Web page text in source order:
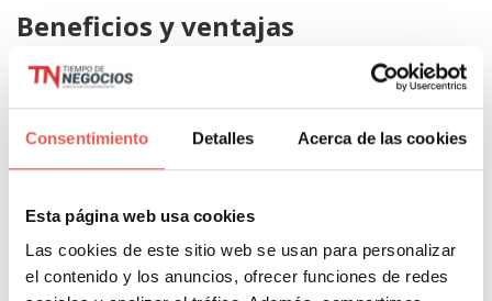
Consentimiento Detalles Acerca de las cookies
Esta página web usa cookies
Las cookies de este sitio web se usan para personalizar
el contenido y los anuncios, ofrecer funciones de redes
Beneficios y ventajas
importantes del Neuromarketing
Los estudios de Neuromarketing siempre son
más certeros estudios de otro tipo. Esto es
debido a que los procesos realizadoss tienen una
inconscientes del sujeto.
Puede medir los estímulos sin tener que hacer